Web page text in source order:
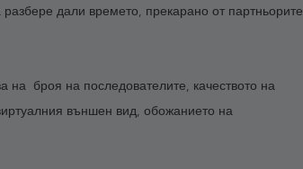
дали времето, прекарано от партньорите
на  броя на последователите, качеството на
външен вид, обожанието на